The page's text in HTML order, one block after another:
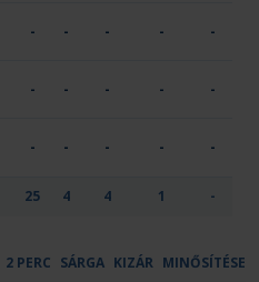
- - - - -
- - - - -
- - - - -
25 4 4 1 -
2 PERC SÁRGA KIZÁR MINŐSÍTÉSE